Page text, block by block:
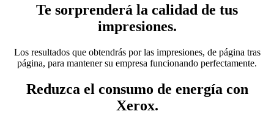
Te sorprenderá la calidad de tus
impresiones.
Los resultados que obtendrás por las impresiones, de página tras
página, para mantener su empresa funcionando perfectamente.
Reduzca el consumo de energía con
Xerox.